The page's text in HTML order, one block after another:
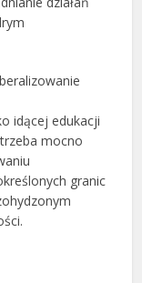
idącej edukacji
mocno
granic